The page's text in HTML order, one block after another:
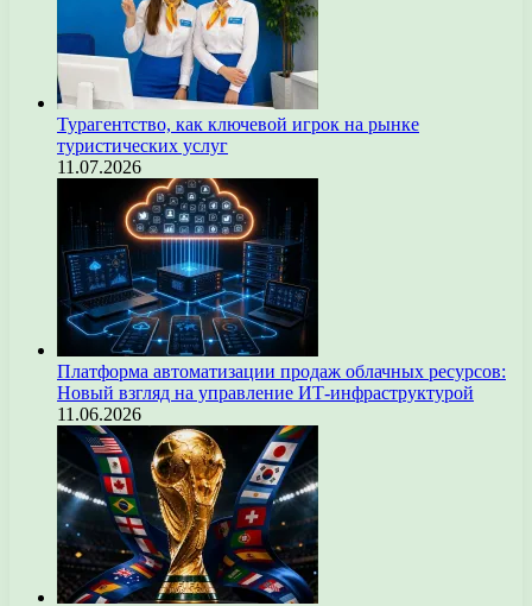
Турагентство, как ключевой игрок на рынке
туристических услуг
11.07.2026
Платформа автоматизации продаж облачных ресурсов:
Новый взгляд на управление ИТ-инфраструктурой
11.06.2026